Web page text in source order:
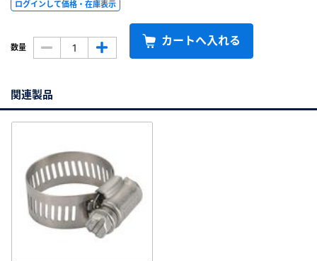
ログインして価格・在庫表示
数量 カートへ入れる
関連製品